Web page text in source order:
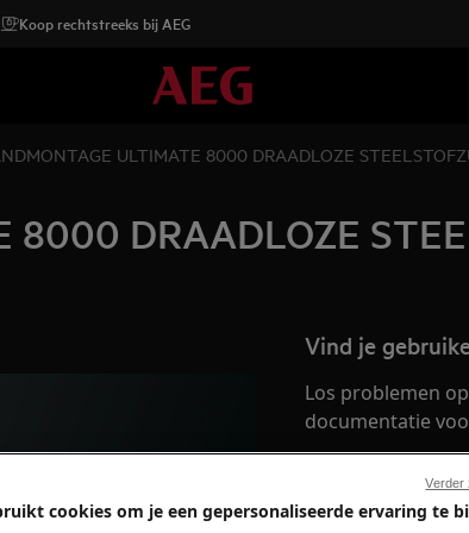
Koop rechtstreeks bij AEG
ULTIMATE 8000 DRAADLOZE
8000 DRAADLOZE
Vind je
Los problemen
documentatie
Vind de
cookies om je een gepersonaliseerde ervaring te
Verder